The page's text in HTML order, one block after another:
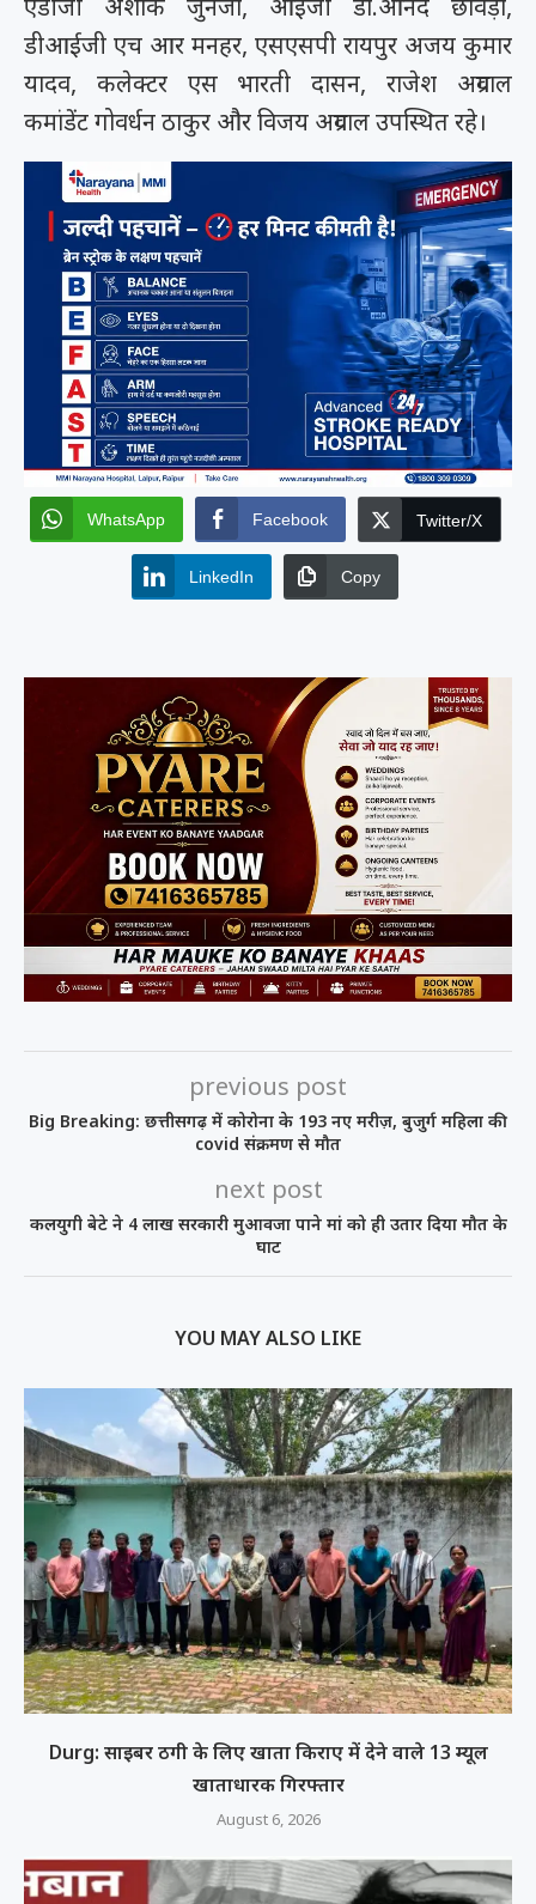
एडीजी अशोक जुनेजा, आईजी डॉ.आनंद छावड़ा,
डीआईजी एच आर मनहर, एसएसपी रायपुर अजय कुमार
यादव, कलेक्टर एस भारती दासन, राजेश अग्रवाल
कमांडेंट गोवर्धन ठाकुर और विजय अग्रवाल उपस्थित रहे।
WhatsApp Facebook Twitter/X
LinkedIn Copy
previous post
Big Breaking: छत्तीसगढ़ में कोरोना के 193 नए मरीज़, बुजुर्ग महिला की
covid संक्रमण से मौत
next post
कलयुगी बेटे ने 4 लाख सरकारी मुआवजा पाने मां को ही उतार दिया मौत के
घाट
YOU MAY ALSO LIKE
Durg: साइबर ठगी के लिए खाता किराए में देने वाले 13 म्यूल
खाताधारक गिरफ्तार
August 6, 2026